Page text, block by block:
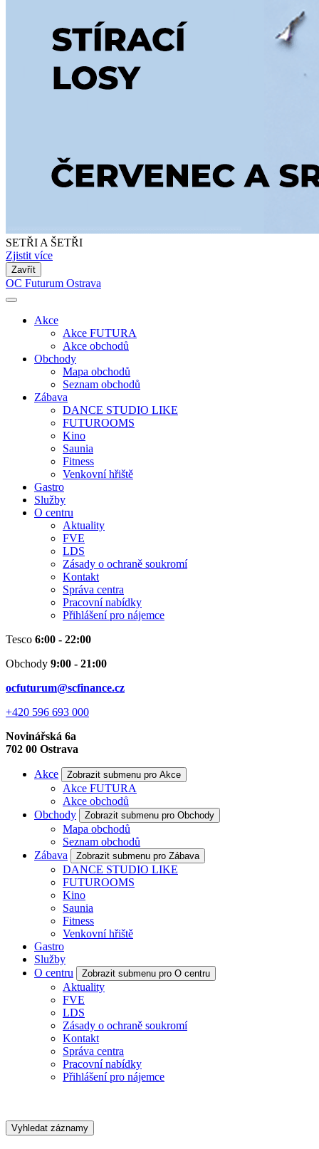
SETŘI A ŠETŘI
Zjistit více
Zavřít
OC Futurum Ostrava
Akce
Akce FUTURA
Akce obchodů
Obchody
Mapa obchodů
Seznam obchodů
Zábava
DANCE STUDIO LIKE
FUTUROOMS
Kino
Saunia
Fitness
Venkovní hřiště
Gastro
Služby
O centru
Aktuality
FVE
LDS
Zásady o ochraně soukromí
Kontakt
Správa centra
Pracovní nabídky
Přihlášení pro nájemce
Tesco 6:00 - 22:00
Obchody 9:00 - 21:00
ocfuturum@scfinance.cz
+420 596 693 000
Novinářská 6a
702 00 Ostrava
Akce Zobrazit submenu pro Akce
Akce FUTURA
Akce obchodů
Obchody
Zobrazit submenu pro Obchody
Mapa obchodů
Seznam obchodů
Zábava
Zobrazit submenu pro Zábava
DANCE STUDIO LIKE
FUTUROOMS
Kino
Saunia
Fitness
Venkovní hřiště
Gastro
Služby
O centru
Zobrazit submenu pro O centru
Aktuality
FVE
LDS
Zásady o ochraně soukromí
Kontakt
Správa centra
Pracovní nabídky
Přihlášení pro nájemce
Vyhledat záznamy